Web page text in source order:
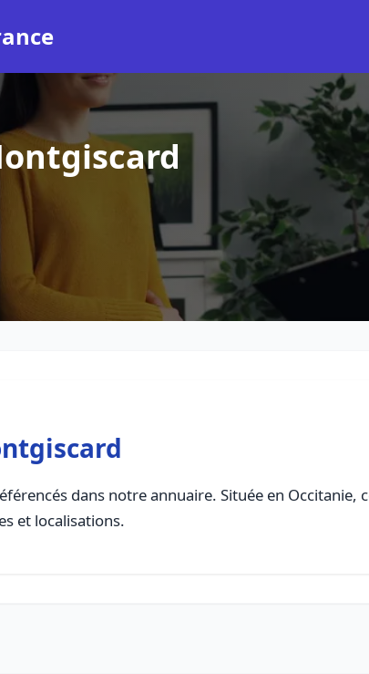
dans notre annuaire. Située en
et localisations.